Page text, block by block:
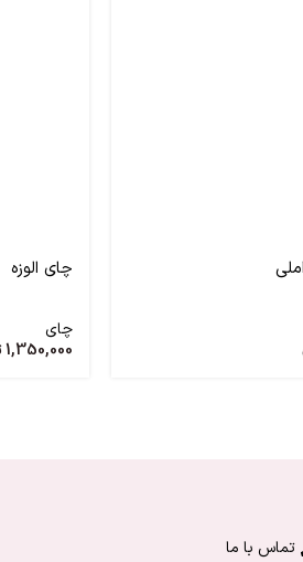
چای الوزه
چای
1,350,000
تماس با ما